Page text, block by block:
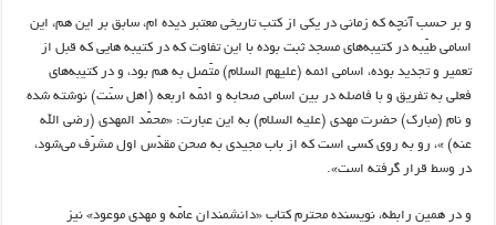
و بر حسب آنچه که زمانی در یکی از کتب تاریخی معتبر دیده ام، سابق بر این هم، این
اسامی طیّبه در کتیبه‌های مسجد ثبت بوده با این تفاوت که در کتیبه هایی که قبل از
تعمیر و تجدید بوده، اسامی ائمه (علیهم السلام) متّصل به هم بود، و در کتیبه‌های
فعلی به تفریق و با فاصله در بین اسامی صحابه و ائمّه اربعه (اهل سنّت) نوشته شده
و نام (مبارک) حضرت مهدی (علیه السلام) به این عبارت: «محمّد المهدی (رضی الله
عنه) »، رو به روی کسی است که از باب مجیدی به صحن مقدّس اول مشرّف می‌شود،
در وسط قرار گرفته است».
و در همین رابطه، نویسنده محترم کتاب «دانشمندان عامّه و مهدی موعود» نیز